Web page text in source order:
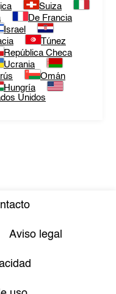
Suiza
De Francia
Israel
Túnez
República Checa
Ucrania
Omán
Hungría
Unidos
Aviso legal